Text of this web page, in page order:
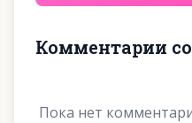
Комментарии
Пока нет